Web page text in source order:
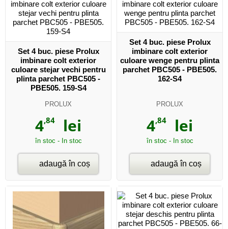
Set 4 buc. piese Prolux
imbinare colt exterior
culoare stejar vechi pentru
plinta parchet PBC505 -
PBE505. 159-S4
PROLUX
4,84 lei
în stoc - In stoc
adaugă în coș
Set 4 buc. piese Prolux
imbinare colt exterior
culoare wenge pentru plinta
parchet PBC505 - PBE505.
162-S4
PROLUX
4,84 lei
în stoc - In stoc
adaugă în coș